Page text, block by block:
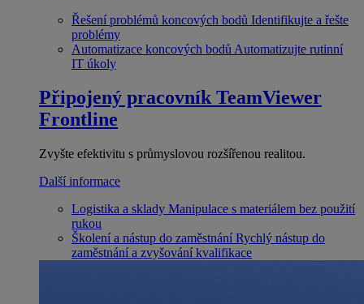
Řešení problémů koncových bodů Identifikujte a řešte
problémy
Automatizace koncových bodů Automatizujte rutinní
IT úkoly
Připojený pracovník TeamViewer
Frontline
Zvyšte efektivitu s průmyslovou rozšířenou realitou.
Další informace
Logistika a sklady Manipulace s materiálem bez použití
rukou
Školení a nástup do zaměstnání Rychlý nástup do
zaměstnání a zvyšování kvalifikace